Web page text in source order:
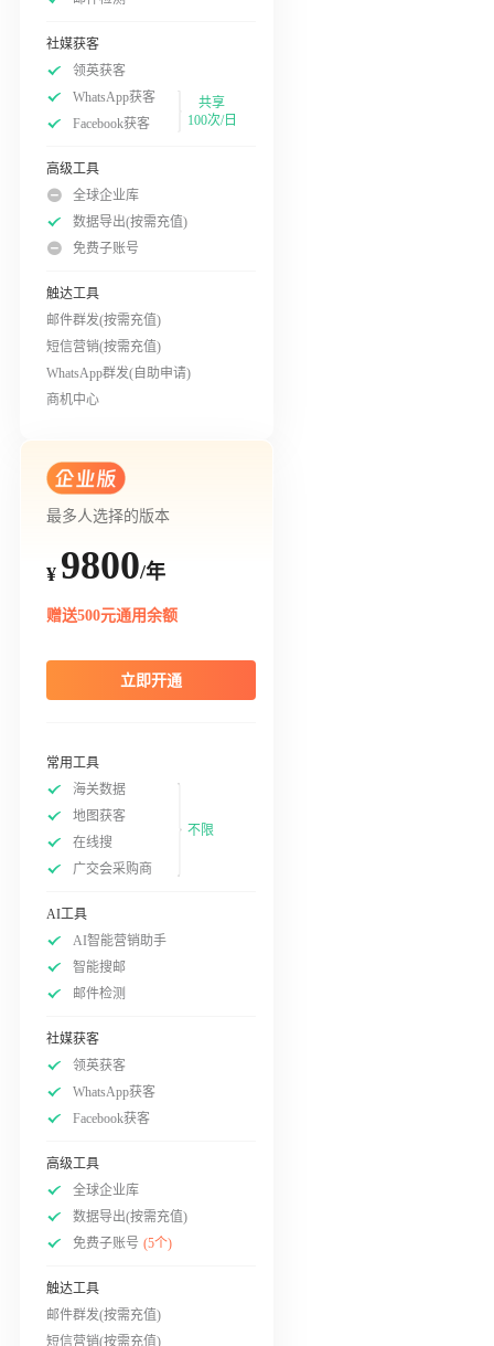
社媒获客
领英获客
WhatsApp获客
Facebook获客
共享
100次/日
高级工具
全球企业库
数据导出(按需充值)
免费子账号
触达工具
邮件群发(按需充值)
短信营销(按需充值)
WhatsApp群发(自助申请)
商机中心
最多人选择的版本
¥ 9800/年
赠送500元通用余额
立即开通
常用工具
海关数据
地图获客
在线搜
广交会采购商
不限
AI工具
AI智能营销助手
智能搜邮
邮件检测
社媒获客
领英获客
WhatsApp获客
Facebook获客
高级工具
全球企业库
数据导出(按需充值)
免费子账号 (5个)
触达工具
邮件群发(按需充值)
短信营销(按需充值)